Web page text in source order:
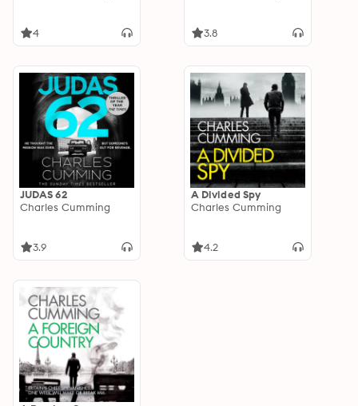
4 3.8
JUDAS 62
Charles Cumming
3.9
A Divided Spy
Charles Cumming
4.2